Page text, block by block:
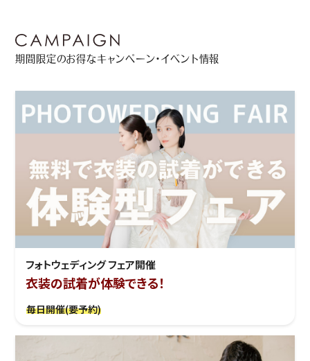
期間限定のお得なキャンペーン・イベント情報
フォトウェディング フェア開催
衣装の試着が体験できる！
毎日開催(要予約)